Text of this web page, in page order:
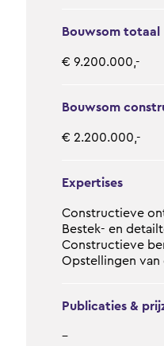
Bouwsom totaal
€ 9.200.000,-
Bouwsom
€ 2.200.000,-
Expertises
Constructieve
Bestek- en
Constructieve
Opstellingen van
Publicaties &
–